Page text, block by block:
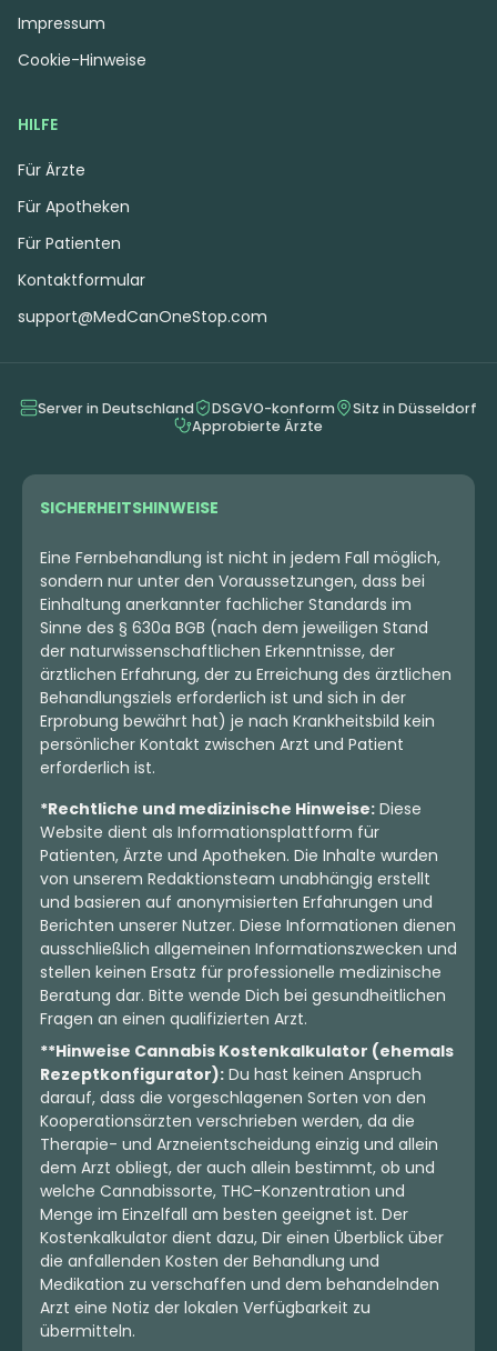
HILFE
Für Ärzte
Für Apotheken
Für Patienten
Kontaktformular
support@MedCanOneStop.com
Impressum
Cookie-Hinweise
Server in Deutschland DSGVO-konform
Sitz in Düsseldorf
Approbierte Ärzte
SICHERHEITSHINWEISE
Eine Fernbehandlung ist nicht in jedem Fall möglich,
sondern nur unter den Voraussetzungen, dass bei
Einhaltung anerkannter fachlicher Standards im
Sinne des § 630a BGB (nach dem jeweiligen Stand
der naturwissenschaftlichen Erkenntnisse, der
ärztlichen Erfahrung, der zu Erreichung des ärztlichen
Behandlungsziels erforderlich ist und sich in der
Erprobung bewährt hat) je nach Krankheitsbild kein
persönlicher Kontakt zwischen Arzt und Patient
erforderlich ist.
*Rechtliche und medizinische Hinweise: Diese
Website dient als Informationsplattform für
Patienten, Ärzte und Apotheken. Die Inhalte wurden
von unserem Redaktionsteam unabhängig erstellt
und basieren auf anonymisierten Erfahrungen und
Berichten unserer Nutzer. Diese Informationen dienen
ausschließlich allgemeinen Informationszwecken und
stellen keinen Ersatz für professionelle medizinische
Beratung dar. Bitte wende Dich bei gesundheitlichen
Fragen an einen qualifizierten Arzt.
**Hinweise Cannabis Kostenkalkulator (ehemals
Rezeptkonfigurator): Du hast keinen Anspruch
darauf, dass die vorgeschlagenen Sorten von den
Kooperationsärzten verschrieben werden, da die
Therapie- und Arzneientscheidung einzig und allein
dem Arzt obliegt, der auch allein bestimmt, ob und
welche Cannabissorte, THC-Konzentration und
Menge im Einzelfall am besten geeignet ist. Der
Kostenkalkulator dient dazu, Dir einen Überblick über
die anfallenden Kosten der Behandlung und
Medikation zu verschaffen und dem behandelnden
Arzt eine Notiz der lokalen Verfügbarkeit zu
übermitteln.